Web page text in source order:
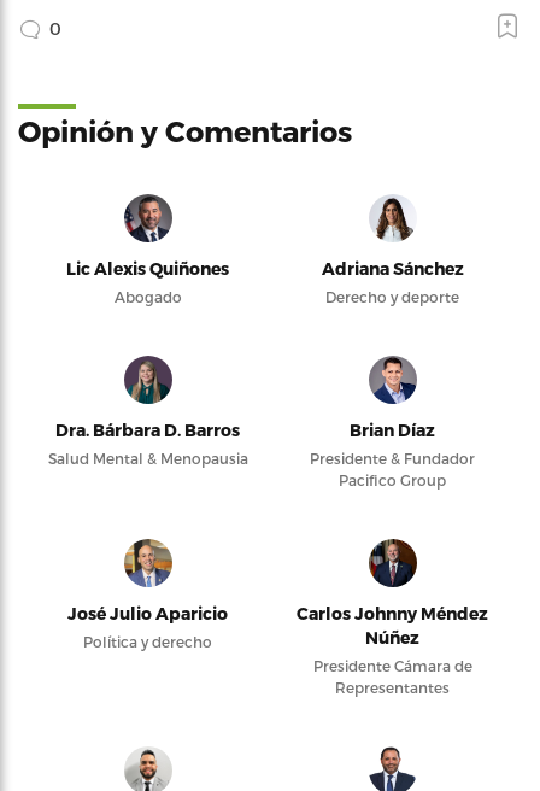
0
Opinión y Comentarios
Lic Alexis Quiñones
Abogado
Adriana Sánchez
Derecho y deporte
Dra. Bárbara D. Barros
Salud Mental & Menopausia
Brian Díaz
Presidente & Fundador
Pacifico Group
José Julio Aparicio
Política y derecho
Carlos Johnny Méndez
Núñez
Presidente Cámara de
Representantes